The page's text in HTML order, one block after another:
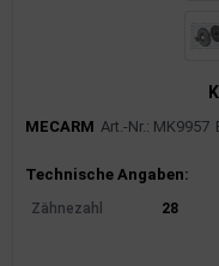
MECARM Art.-Nr.: MK9957
Technische Angaben:
Zähnezahl 28